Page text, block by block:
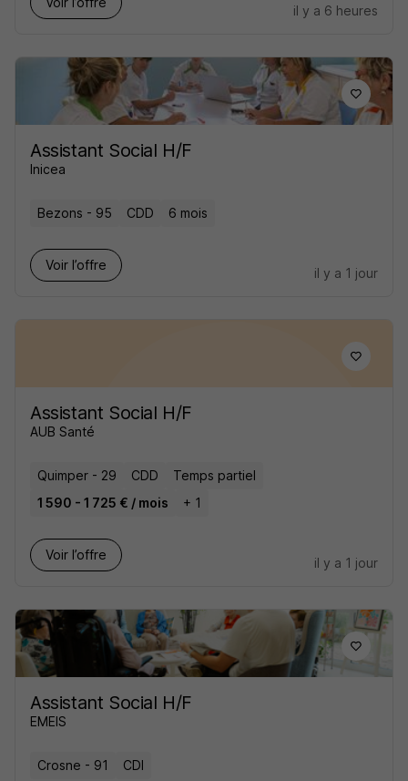
il y a 6 heures
Assistant Social H/F
Inicea
Bezons - 95 CDD 6 mois
Voir l’offre
il y a 1 jour
Assistant Social H/F
AUB Santé
Quimper - 29 CDD
Temps partiel
1 590 - 1 725 € / mois
+ 1
Voir l’offre
il y a 1 jour
Assistant Social H/F
EMEIS
Crosne - 91 CDI